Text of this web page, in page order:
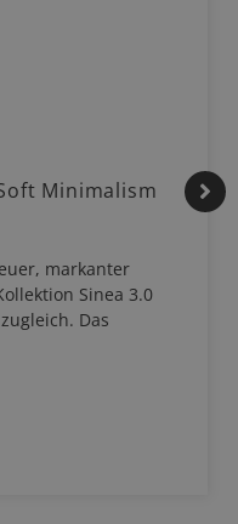
Minimalism
markanter
Sinea 3.0
Das